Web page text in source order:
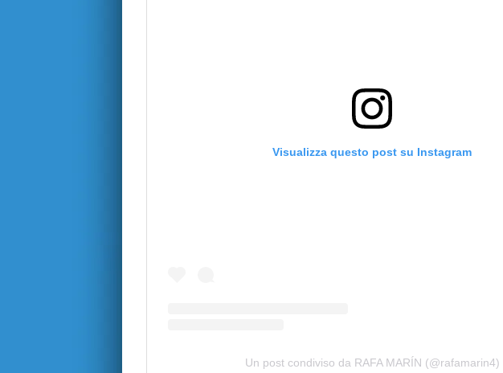
Visualizza questo post su Instagram
Un post condiviso da RAFA MARÍN (@rafamarin4)